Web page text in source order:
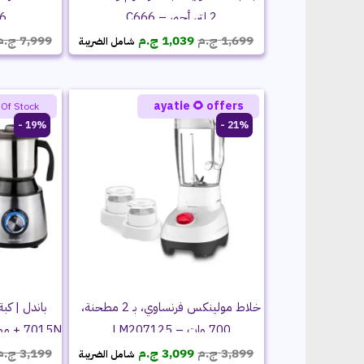
2 لتر، أحمر – C666
1,699ج.مالسعر
الأصلي
1,699 ج.م.
1,039 ج.مالسعر
الحالي
1,039 ج.م.
شامل الضريبة 7,999
21% -
خلاط مولينكس فرنساوي، بـ 2 مطحنة،
700 وات – LM207125
3,899ج.مالسعر
3,099 ج.مالسعر
شامل الضريبة
ayatie 🌻 offers
19% -
7015N + مطحنة سوكاني – SK-156N
3,199
Stock